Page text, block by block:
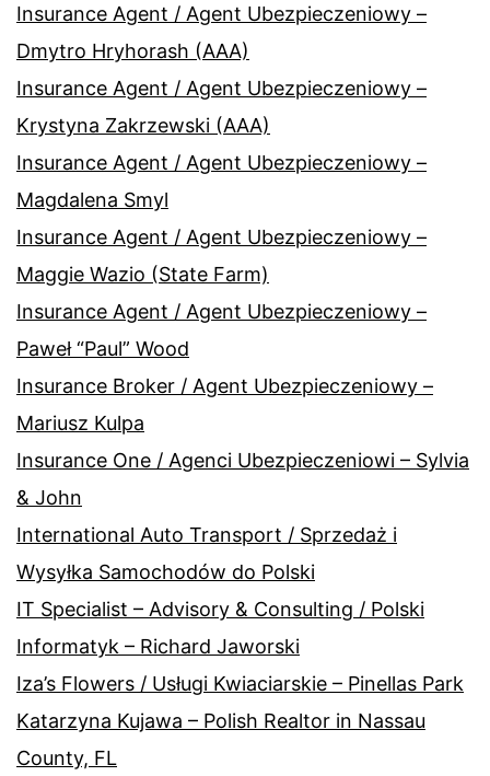
Insurance Agent / Agent Ubezpieczeniowy –
Dmytro Hryhorash (AAA)
Insurance Agent / Agent Ubezpieczeniowy –
Krystyna Zakrzewski (AAA)
Insurance Agent / Agent Ubezpieczeniowy –
Magdalena Smyl
Insurance Agent / Agent Ubezpieczeniowy –
Maggie Wazio (State Farm)
Insurance Agent / Agent Ubezpieczeniowy –
Paweł “Paul” Wood
Insurance Broker / Agent Ubezpieczeniowy –
Mariusz Kulpa
Insurance One / Agenci Ubezpieczeniowi – Sylvia
& John
International Auto Transport / Sprzedaż i
Wysyłka Samochodów do Polski
IT Specialist – Advisory & Consulting / Polski
Informatyk – Richard Jaworski
Iza’s Flowers / Usługi Kwiaciarskie – Pinellas Park
Katarzyna Kujawa – Polish Realtor in Nassau
County, FL